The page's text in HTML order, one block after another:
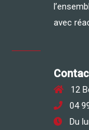
avec
12
04
Du